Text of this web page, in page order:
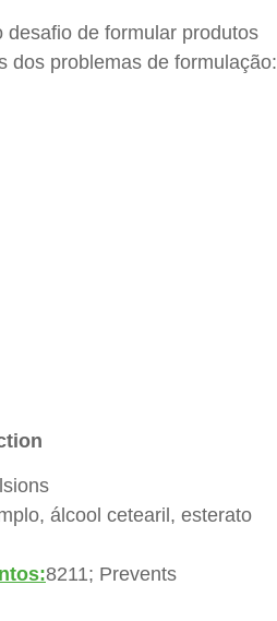
de formular produtos
dos problemas de formulação:
álcool cetearil, esterato
8211; Prevents